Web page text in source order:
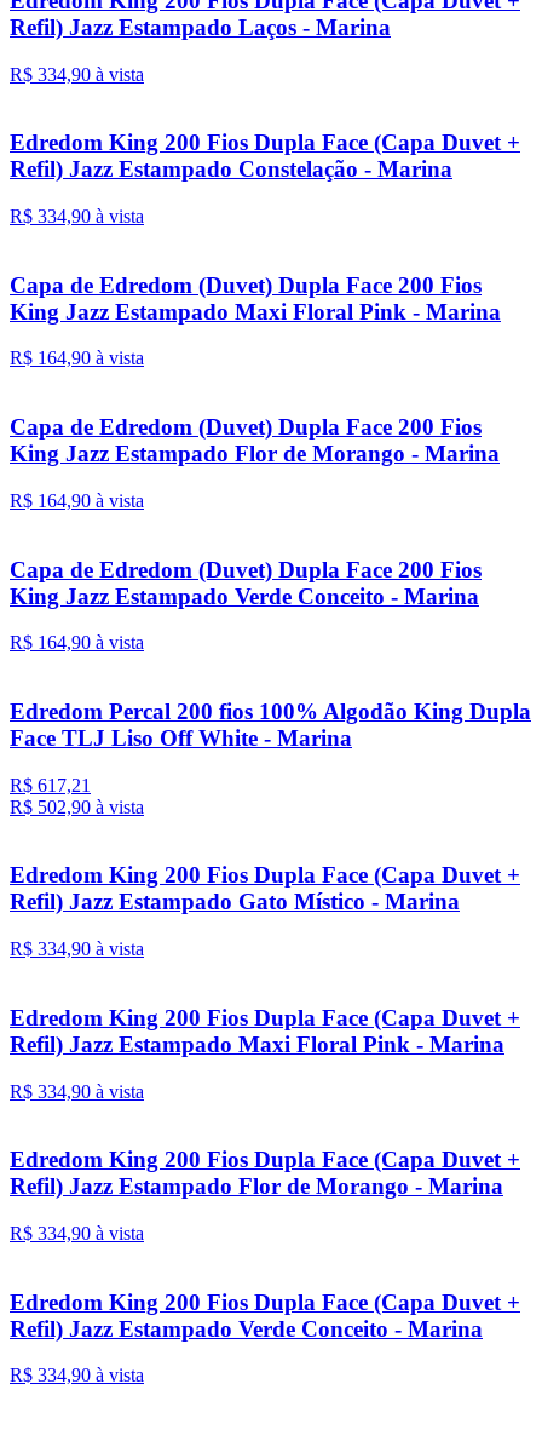
Refil) Jazz Estampado Laços - Marina
R$ 334,90 à vista
Edredom King 200 Fios Dupla Face (Capa Duvet +
Refil) Jazz Estampado Constelação - Marina
R$ 334,90 à vista
Capa de Edredom (Duvet) Dupla Face 200 Fios
King Jazz Estampado Maxi Floral Pink - Marina
R$ 164,90 à vista
Capa de Edredom (Duvet) Dupla Face 200 Fios
King Jazz Estampado Flor de Morango - Marina
R$ 164,90 à vista
Capa de Edredom (Duvet) Dupla Face 200 Fios
King Jazz Estampado Verde Conceito - Marina
R$ 164,90 à vista
Edredom Percal 200 fios 100% Algodão King Dupla
Face TLJ Liso Off White - Marina
R$ 617,21
R$ 502,90 à vista
Edredom King 200 Fios Dupla Face (Capa Duvet +
Refil) Jazz Estampado Gato Místico - Marina
R$ 334,90 à vista
Edredom King 200 Fios Dupla Face (Capa Duvet +
Refil) Jazz Estampado Maxi Floral Pink - Marina
R$ 334,90 à vista
Edredom King 200 Fios Dupla Face (Capa Duvet +
Refil) Jazz Estampado Flor de Morango - Marina
R$ 334,90 à vista
Edredom King 200 Fios Dupla Face (Capa Duvet +
Refil) Jazz Estampado Verde Conceito - Marina
R$ 334,90 à vista